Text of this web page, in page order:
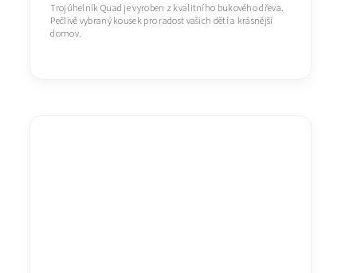
Trojúhelník Quad je vyroben z kvalitního bukového dřeva.
Pečlivě vybraný kousek pro radost vašich dětí a krásnější
domov.